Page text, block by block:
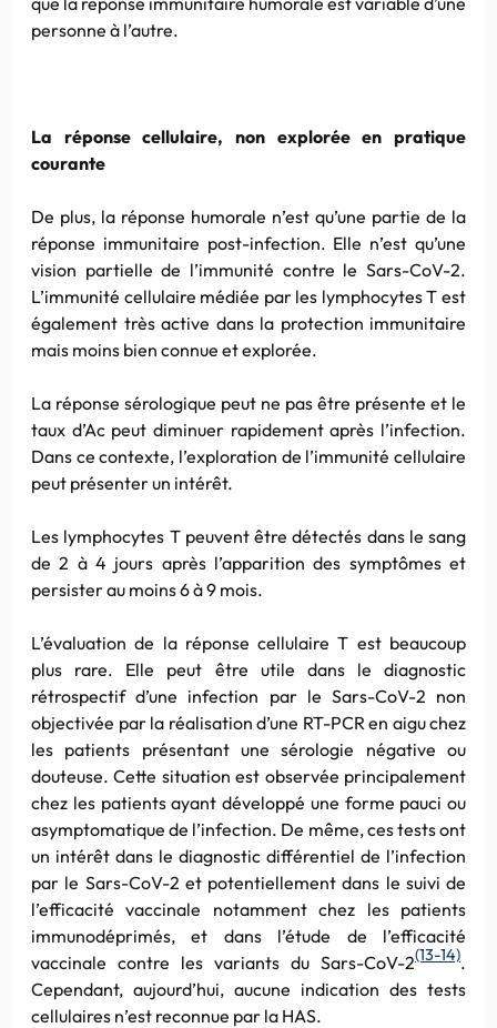
personne à l’autre.
La réponse cellulaire, non explorée en pratique
courante
De plus, la réponse humorale n’est qu’une partie de la
réponse immunitaire post-infection. Elle n’est qu’une
vision partielle de l’immunité contre le Sars-CoV-2.
L’immunité cellulaire médiée par les lymphocytes T est
également très active dans la protection immunitaire
mais moins bien connue et explorée.
La réponse sérologique peut ne pas être présente et le
taux d’Ac peut diminuer rapidement après l’infection.
Dans ce contexte, l’exploration de l’immunité cellulaire
peut présenter un intérêt.
Les lymphocytes T peuvent être détectés dans le sang
de 2 à 4 jours après l’apparition des symptômes et
persister au moins 6 à 9 mois.
L’évaluation de la réponse cellulaire T est beaucoup
plus rare. Elle peut être utile dans le diagnostic
rétrospectif d’une infection par le Sars-CoV-2 non
objectivée par la réalisation d’une RT-PCR en aigu chez
les patients présentant une sérologie négative ou
douteuse. Cette situation est observée principalement
chez les patients ayant développé une forme pauci ou
asymptomatique de l’infection. De même, ces tests ont
un intérêt dans le diagnostic différentiel de l’infection
par le Sars-CoV-2 et potentiellement dans le suivi de
l’efficacité vaccinale notamment chez les patients
immunodéprimés, et dans l’étude de l’efficacité
vaccinale contre les variants du Sars-CoV-2(13-14).
Cependant, aujourd’hui, aucune indication des tests
cellulaires n’est reconnue par la HAS.